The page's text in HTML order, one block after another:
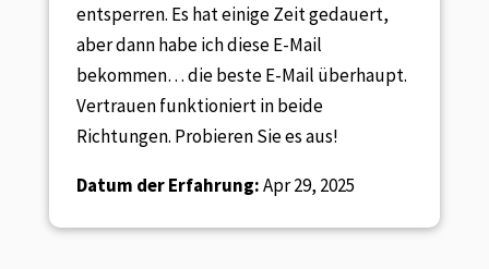
entsperren. Es hat einige Zeit gedauert,
aber dann habe ich diese E-Mail
bekommen… die beste E-Mail überhaupt.
Vertrauen funktioniert in beide
Richtungen. Probieren Sie es aus!
Datum der Erfahrung:Apr 29, 2025